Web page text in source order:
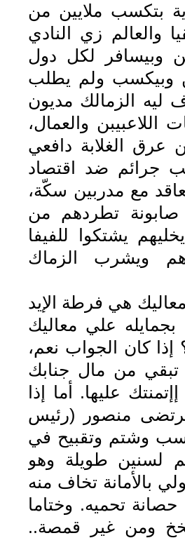
بتكسب ملايين من
والعالم زي النادي
وبيسافر لكل دول
وبيكسب ولم يطلب
ليه الزمالك مديون
والعمال،
100 مليون من عرق الغلابة دافعي
جرائم ضد اقتصاد
مع مدربين سكّة،
تطردهم من
يشتكوا للفيفا
ويشرب الزماك
هي فرطة الإيد
علي معاليك
كان الجواب نعم،
من مال جنابك
عليها. أما إذا
منصور (رئيس
سب وشتم وتقبيح في
لسنين طويلة وهو
بالأمانة تخاف منه
حصانة تحميه. وختاما
ومن غير قمصة..